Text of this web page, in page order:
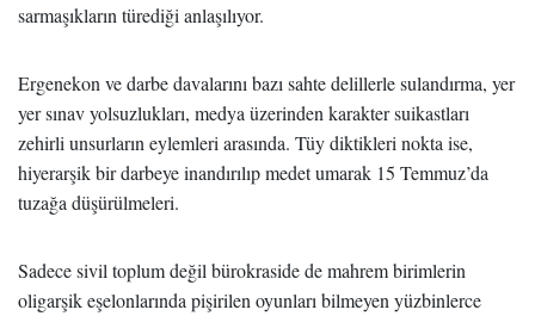
sarmaşıkların türediği anlaşılıyor.
Ergenekon ve darbe davalarını bazı sahte delillerle sulandırma, yer
yer sınav yolsuzlukları, medya üzerinden karakter suikastları
zehirli unsurların eylemleri arasında. Tüy diktikleri nokta ise,
hiyerarşik bir darbeye inandırılıp medet umarak 15 Temmuz’da
tuzağa düşürülmeleri.
Sadece sivil toplum değil bürokraside de mahrem birimlerin
oligarşik eşelonlarında pişirilen oyunları bilmeyen yüzbinlerce